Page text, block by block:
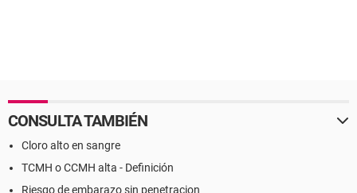
CONSULTA TAMBIÉN
Cloro alto en sangre
TCMH o CCMH alta - Definición
Riesgo de embarazo sin penetracion